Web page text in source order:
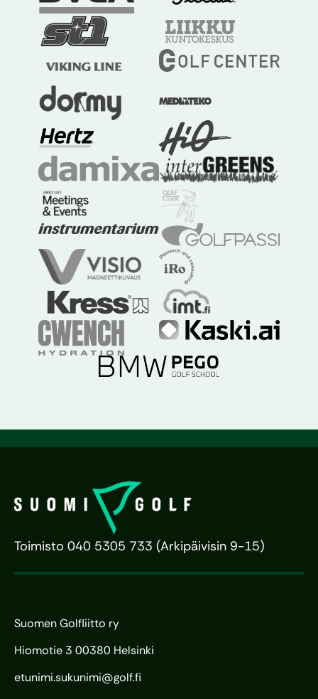
Toimisto 040 5305 733 (Arkipäivisin 9-15)
Suomen Golfliitto ry
Hiomotie 3 00380 Helsinki
etunimi.sukunimi@golf.fi